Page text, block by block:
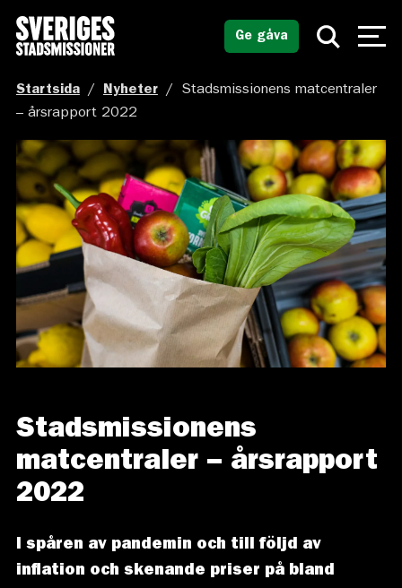
Ge gåva
Startsida / Nyheter /
Stadsmissionens matcentraler
– årsrapport 2022
Stadsmissionens
matcentraler – årsrapport
2022
I spåren av pandemin och till följd av
inflation och skenande priser på bland